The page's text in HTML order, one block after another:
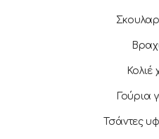
Κολιέ
Γούρια
Τσάντες